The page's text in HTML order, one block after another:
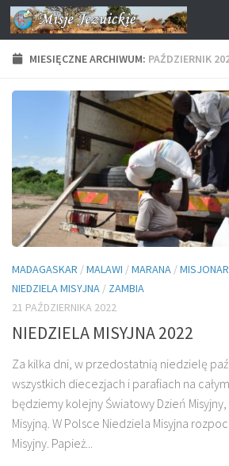
Przejdź do treści
MIESIĘCZNE ARCHIWUM: PAŹDZIERNIK
MADAGASKAR /MALAWI /MARANA /
NIEDZIELA MISYJNA / ZAMBIA
21 PAŹDZIERNIKA 2022
NIEDZIELA MISYJNA 2022
Za kilka dni, w przedostatnią niedzielę
wszystkich diecezjach i parafiach na
będziemy kolejny Światowy Dzień
Misyjną. W Polsce Niedziela Misyjna
Misyjny. Papież...